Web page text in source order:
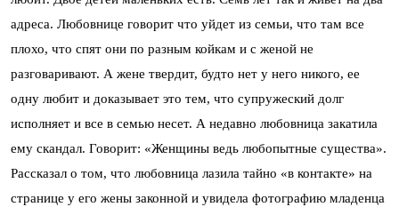
адреса. Любовнице говорит что уйдет из семьи, что там все
плохо, что спят они по разным койкам и с женой не
разговаривают. А жене твердит, будто нет у него никого, ее
одну любит и доказывает это тем, что супружеский долг
исполняет и все в семью несет. А недавно любовница закатила
ему скандал. Говорит: «Женщины ведь любопытные существа».
Рассказал о том, что любовница лазила тайно «в контакте» на
странице у его жены законной и увидела фотографию младенца